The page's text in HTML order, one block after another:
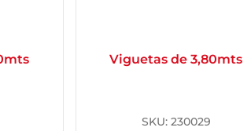
Viguetas de 3,80mts
SKU: 230029